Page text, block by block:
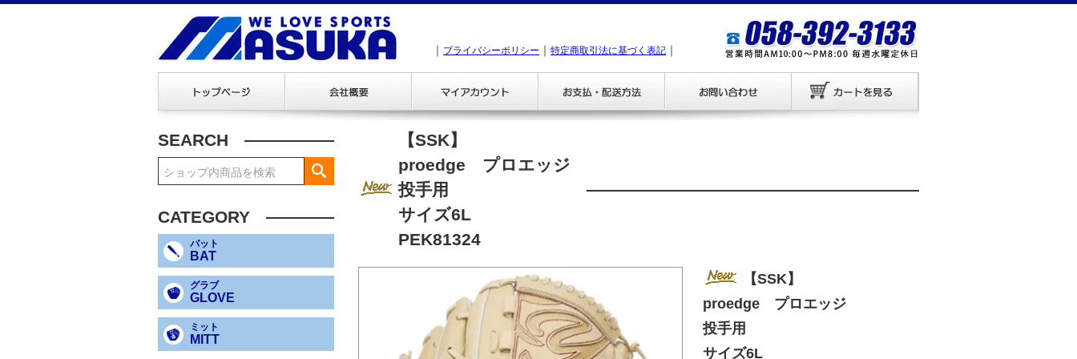
｜ プライバシーポリシー ｜ 特定商取引法に基づく表記 ｜
【SSK】
proedge プロエッジ
投手用
サイズ6L
PEK81324
【SSK】
proedge プロエッジ
投手用
サイズ6L
SEARCH
CATEGORY
バット
BAT
グラブ
GLOVE
ミット
MITT